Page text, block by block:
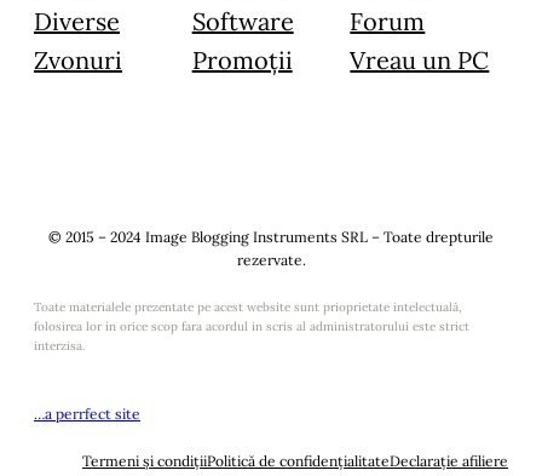
Diverse
Zvonuri
Software
Promoții
Forum
Vreau un PC
© 2015 – 2024 Image Blogging Instruments SRL – Toate drepturile
rezervate.
Toate materialele prezentate pe acest website sunt prioprietate intelectuală,
folosirea lor in orice scop fara acordul in scris al administratorului este strict
interzisa.
…a perrfect site
Termeni și condițiiPolitică de confidențialitateDeclarație afiliere